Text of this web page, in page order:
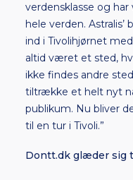
verdensklasse og
hele verden.
ind i Tivolihjørnet
altid været et sted,
ikke findes andre
tiltrække et helt nyt
publikum. Nu bliver
til en tur i Tivoli.”
Dontt.dk glæder sig